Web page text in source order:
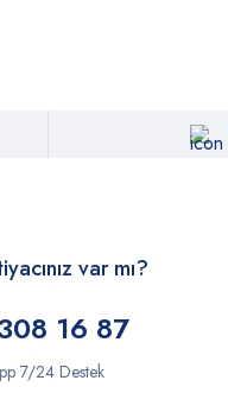
var mı?
16 87
7/24 Destek